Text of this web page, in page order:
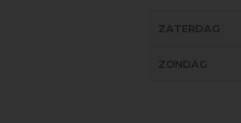
ZATERDAG
ZONDAG